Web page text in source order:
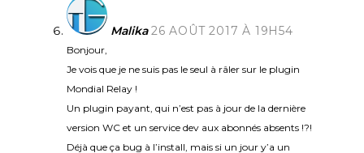
Malika 26 AOÛT 2017 À 19H54
Bonjour,
Je vois que je ne suis pas le seul à râler sur le plugin
Mondial Relay !
Un plugin payant, qui n’est pas à jour de la dernière
version WC et un service dev aux abonnés absents !?!
Déjà que ça bug à l’install, mais si un jour y’a un